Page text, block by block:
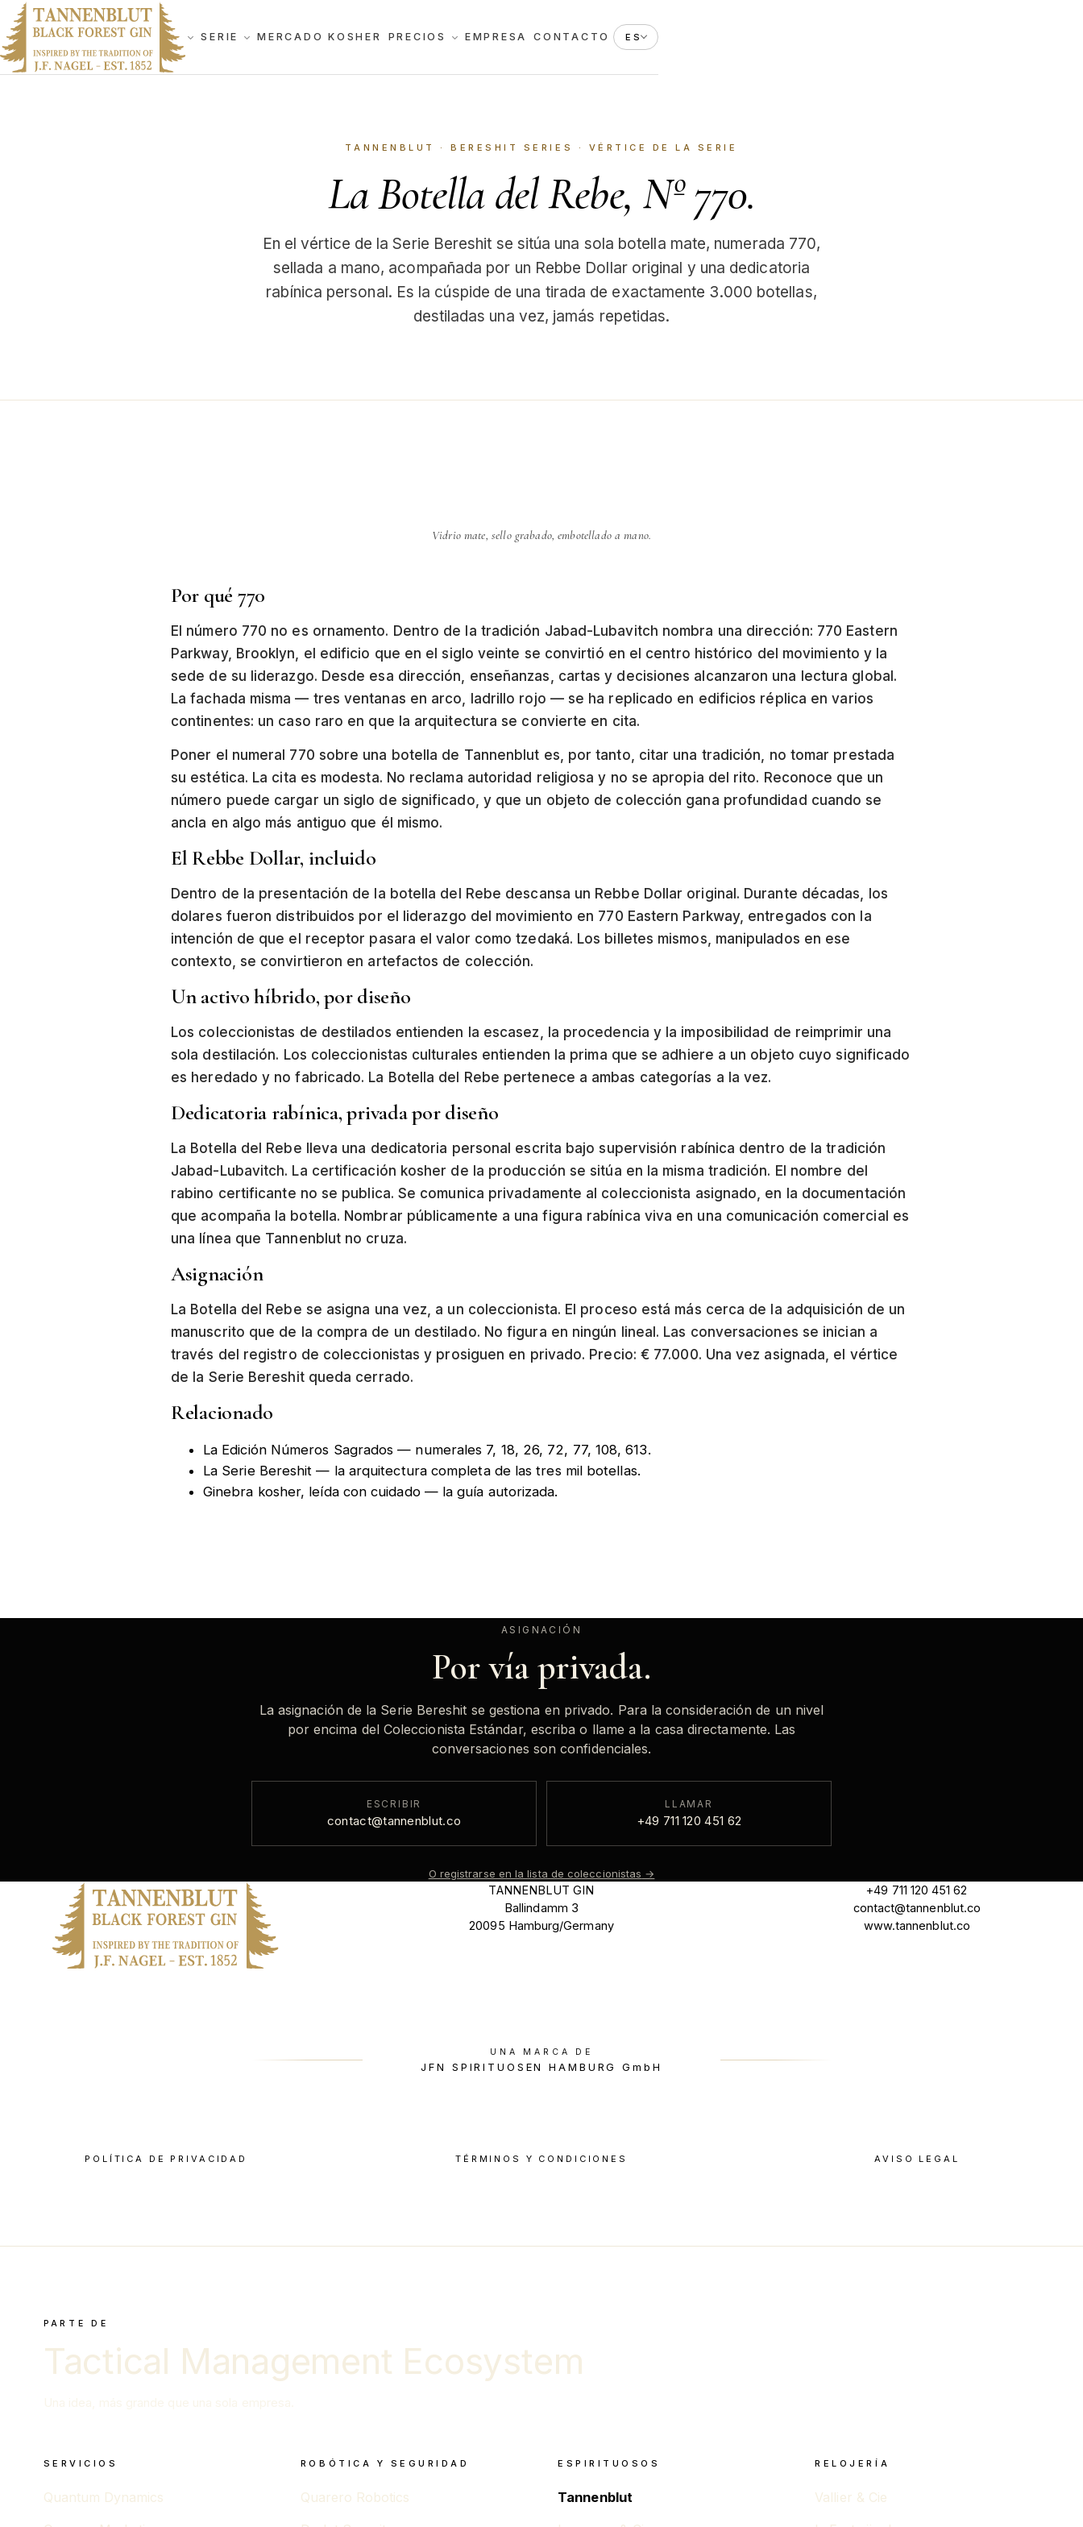
SERIE MERCADO KOSHER PRECIOS EMPRESA CONTACTO ES
TANNENBLUT · BERESHIT SERIES · VÉRTICE DE LA SERIE
La Botella del Rebe, Nº 770.
En el vértice de la Serie Bereshit se sitúa una sola botella mate, numerada 770,
sellada a mano, acompañada por un Rebbe Dollar original y una dedicatoria
rabínica personal. Es la cúspide de una tirada de exactamente 3.000 botellas,
destiladas una vez, jamás repetidas.
Vidrio mate, sello grabado, embotellado a mano.
Por qué 770
El número 770 no es ornamento. Dentro de la tradición Jabad-Lubavitch nombra una dirección: 770 Eastern
Parkway, Brooklyn, el edificio que en el siglo veinte se convirtió en el centro histórico del movimiento y la
sede de su liderazgo. Desde esa dirección, enseñanzas, cartas y decisiones alcanzaron una lectura global.
La fachada misma — tres ventanas en arco, ladrillo rojo — se ha replicado en edificios réplica en varios
continentes: un caso raro en que la arquitectura se convierte en cita.
Poner el numeral 770 sobre una botella de Tannenblut es, por tanto, citar una tradición, no tomar prestada
su estética. La cita es modesta. No reclama autoridad religiosa y no se apropia del rito. Reconoce que un
número puede cargar un siglo de significado, y que un objeto de colección gana profundidad cuando se
ancla en algo más antiguo que él mismo.
El Rebbe Dollar, incluido
Dentro de la presentación de la botella del Rebe descansa un Rebbe Dollar original. Durante décadas, los
dolares fueron distribuidos por el liderazgo del movimiento en 770 Eastern Parkway, entregados con la
intención de que el receptor pasara el valor como tzedaká. Los billetes mismos, manipulados en ese
contexto, se convirtieron en artefactos de colección.
Un activo híbrido, por diseño
Los coleccionistas de destilados entienden la escasez, la procedencia y la imposibilidad de reimprimir una
sola destilación. Los coleccionistas culturales entienden la prima que se adhiere a un objeto cuyo significado
es heredado y no fabricado. La Botella del Rebe pertenece a ambas categorías a la vez.
Dedicatoria rabínica, privada por diseño
La Botella del Rebe lleva una dedicatoria personal escrita bajo supervisión rabínica dentro de la tradición
Jabad-Lubavitch. La certificación kosher de la producción se sitúa en la misma tradición. El nombre del
rabino certificante no se publica. Se comunica privadamente al coleccionista asignado, en la documentación
que acompaña la botella. Nombrar públicamente a una figura rabínica viva en una comunicación comercial es
una línea que Tannenblut no cruza.
Asignación
La Botella del Rebe se asigna una vez, a un coleccionista. El proceso está más cerca de la adquisición de un
manuscrito que de la compra de un destilado. No figura en ningún lineal. Las conversaciones se inician a
través del registro de coleccionistas y prosiguen en privado. Precio: € 77.000. Una vez asignada, el vértice
de la Serie Bereshit queda cerrado.
Relacionado
La Edición Números Sagrados — numerales 7, 18, 26, 72, 77, 108, 613.
La Serie Bereshit — la arquitectura completa de las tres mil botellas.
Ginebra kosher, leída con cuidado— la guía autorizada.
ASIGNACIÓN
Por vía privada.
La asignación de la Serie Bereshit se gestiona en privado. Para la consideración de un nivel
por encima del Coleccionista Estándar, escriba o llame a la casa directamente. Las
conversaciones son confidenciales.
ESCRIBIR
contact@tannenblut.co
LLAMAR
+49 711 120 451 62
O registrarse en la lista de coleccionistas →
TANNENBLUT GIN
Ballindamm 3
20095 Hamburg/Germany
+49 711 120 451 62
contact@tannenblut.co
www.tannenblut.co
UNA MARCA DE
JFN SPIRITUOSEN HAMBURG GmbH
POLÍTICA DE PRIVACIDAD TÉRMINOS Y CONDICIONES AVISO LEGAL
PARTE DE
Tactical Management Ecosystem
SERVICIOS
Quantum Dynamics
ROBÓTICA Y SEGURIDAD
Quarero Robotics
ESPIRITUOSOS
Tannenblut
RELOJERÍA
Vallier & Cie